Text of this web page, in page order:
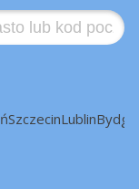
SzczecinLublin